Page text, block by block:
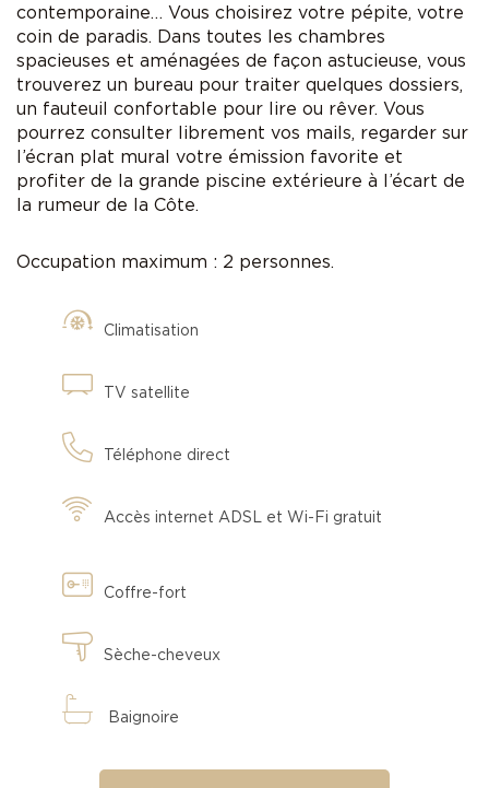
contemporaine… Vous choisirez votre pépite, votre
coin de paradis. Dans toutes les chambres
spacieuses et aménagées de façon astucieuse, vous
trouverez un bureau pour traiter quelques dossiers,
un fauteuil confortable pour lire ou rêver. Vous
pourrez consulter librement vos mails, regarder sur
l’écran plat mural votre émission favorite et
profiter de la grande piscine extérieure à l’écart de
la rumeur de la Côte.
Occupation maximum : 2 personnes.
Climatisation
TV satellite
Téléphone direct
Accès internet ADSL et Wi-Fi gratuit
Coffre-fort
Sèche-cheveux
Baignoire